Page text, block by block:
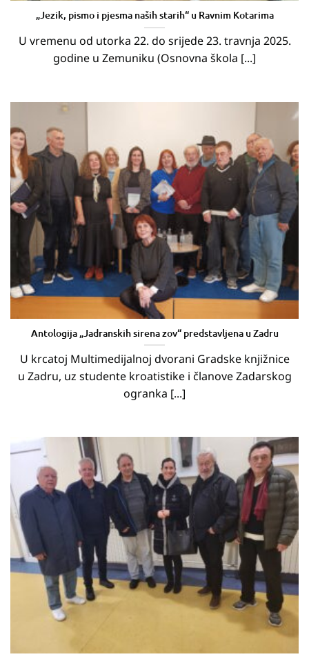
„Jezik, pismo i pjesma naših starih“ u Ravnim Kotarima
U vremenu od utorka 22. do srijede 23. travnja 2025.
godine u Zemuniku (Osnovna škola [...]
Antologija „Jadranskih sirena zov“ predstavljena u Zadru
U krcatoj Multimedijalnoj dvorani Gradske knjižnice
u Zadru, uz studente kroatistike i članove Zadarskog
ogranka [...]